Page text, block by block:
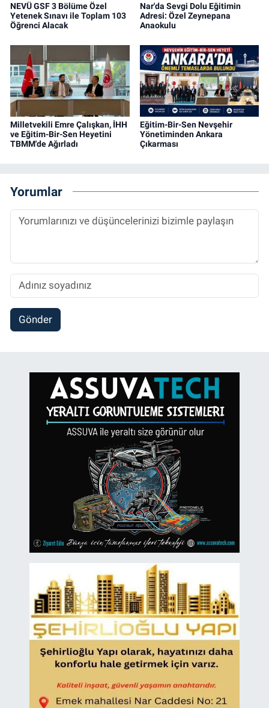
NEVÜ GSF 3 Bölüme Özel
Yetenek Sınavı ile Toplam 103
Öğrenci Alacak
Nar'da Sevgi Dolu Eğitimin
Adresi: Özel Zeynepana
Anaokulu
Milletvekili Emre Çalışkan, İHH
ve Eğitim-Bir-Sen Heyetini
TBMM'de Ağırladı
Eğitim-Bir-Sen Nevşehir
Yönetiminden Ankara
Çıkarması
Yorumlar
Gönder